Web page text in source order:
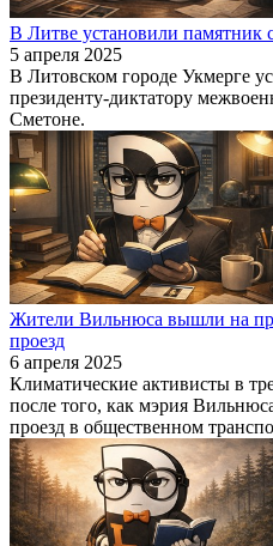
В Литве установили памятник
5 апреля 2025
В Литовском городе Укмерге
президенту-диктатору
Сметоне.
Жители Вильнюса вышли на
проезд
6 апреля 2025
Климатические активисты в
после того, как мэрия
проезд в общественном